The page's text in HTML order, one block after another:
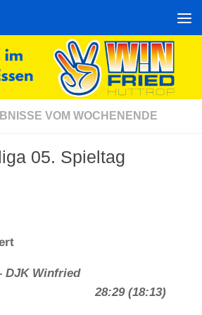
VOM WOCHENENDE
05. Spieltag
DJK Winfried
(18:13)